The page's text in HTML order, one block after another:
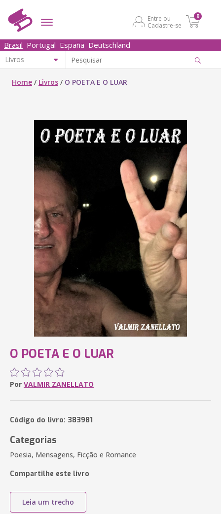
Entre ou
Cadastre-se
0
Brasil Portugal España Deutschland
Home / Livros / O POETA E O LUAR
O POETA E O LUAR
Por VALMIR ZANELLATO
Código do livro: 383981
Categorias
Poesia, Mensagens, Ficção e Romance
Compartilhe este livro
Leia um trecho